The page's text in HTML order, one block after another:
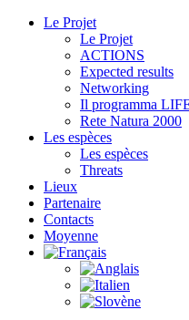
Le Projet
Le Projet
ACTIONS
Expected results
Networking
Il programma
Rete Natura 2000
Les espèces
Les espèces
Threats
Lieux
Partenaire
Contacts
Moyenne